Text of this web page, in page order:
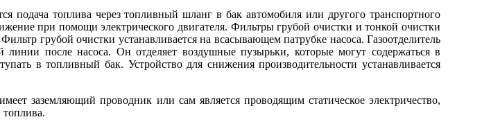
подача топлива через топливный шланг в бак автомобиля или другого транспортного
при помощи электрического двигателя. Фильтры грубой очистки и тонкой очистки
грубой очистки устанавливается на всасывающем патрубке насоса. Газоотделитель
линии после насоса. Он отделяет воздушные пузырьки, которые могут содержаться в
в топливный бак. Устройство для снижения производительности устанавливается
заземляющий проводник или сам является проводящим статическое электричество,